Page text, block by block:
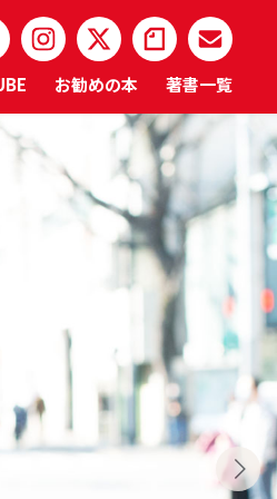
お勧めの本 著書一覧